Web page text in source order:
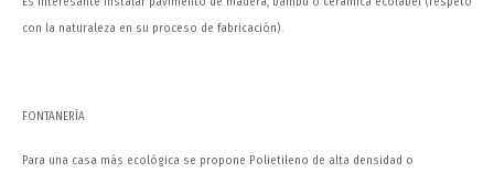
con la naturaleza en su proceso de fabricación).
FONTANERÍA
Para una casa más ecológica se propone Polietileno de alta densidad o